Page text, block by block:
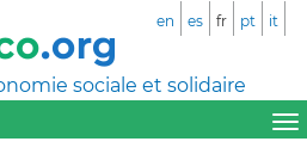
sociale et solidaire
en es fr pt it